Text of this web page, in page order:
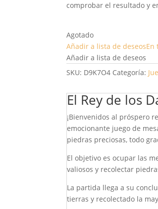
comprobar el resultado y
Agotado
Añadir a lista de deseosEn
Añadir a lista de deseos
SKU: D9K7O4 Categoría:
El Rey de los
¡Bienvenidos al próspero
emocionante juego de
piedras preciosas, todo
El objetivo es ocupar las
valiosos y recolectar
La partida llega a su
tierras y recolectado la